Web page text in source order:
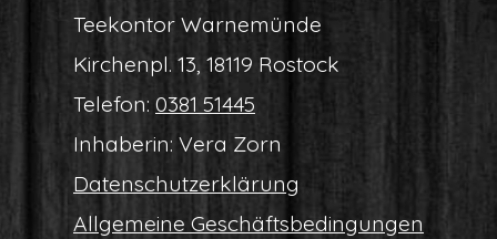
Tee­kon­tor Warnemünde
Kir­chen­pl. 13, 18119 Rostock
Tele­fon: 0381 51445
Inha­be­rin: Vera Zorn
Daten­schutz­er­klä­rung
All­ge­mei­ne Geschäftsbedingungen